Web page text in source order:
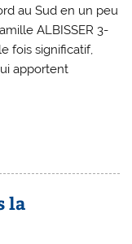
au Sud en un peu
ALBISSER 3-
fois significatif,
apportent
la